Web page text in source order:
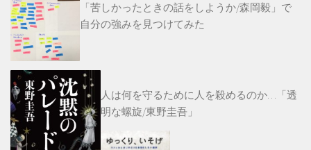
「苦しかったときの話をしようか/森岡毅」で
自分の強みを見つけてみた
人は何を守るために人を殺めるのか…「透
明な螺旋/東野圭吾」